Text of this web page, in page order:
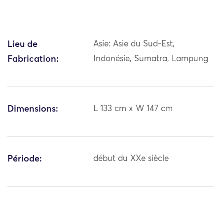
Lieu de
Fabrication:
Asie: Asie du Sud-Est,
Indonésie, Sumatra, Lampung
Dimensions: L 133 cm x W 147 cm
Période: début du XXe siècle